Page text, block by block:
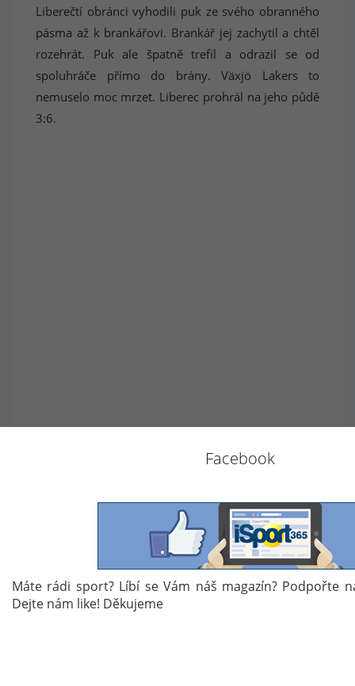
Liberečtí obránci vyhodili puk ze svého obranného
pásma až k brankářovi. Brankář jej zachytil a chtěl
rozehrát. Puk ale špatně trefil a odrazil se od
spoluhráče přímo do brány. Växjö Lakers to
nemuselo moc mrzet. Liberec prohrál na jeho půdě
3:6.
Facebook
Máte rádi sport? Líbí se Vám náš magazín? Podpořte
Dejte nám like! Děkujeme